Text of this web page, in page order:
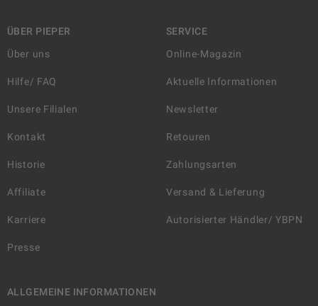
ÜBER PIEPER
Über uns
Hilfe/ FAQ
Unsere Filialen
Kontakt
Historie
Affiliate
Karriere
Presse
SERVICE
Online-Magazin
Aktuelle Informationen
Newsletter
Retouren
Zahlungsarten
Versand & Lieferung
Autorisierter Händler/ YBPN
ALLGEMEINE INFORMATIONEN